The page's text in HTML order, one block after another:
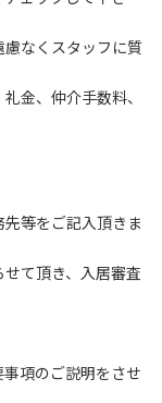
なくスタッフに質
金、仲介手数料、
等をご記入頂きま
て頂き、入居審査
項のご説明をさせ